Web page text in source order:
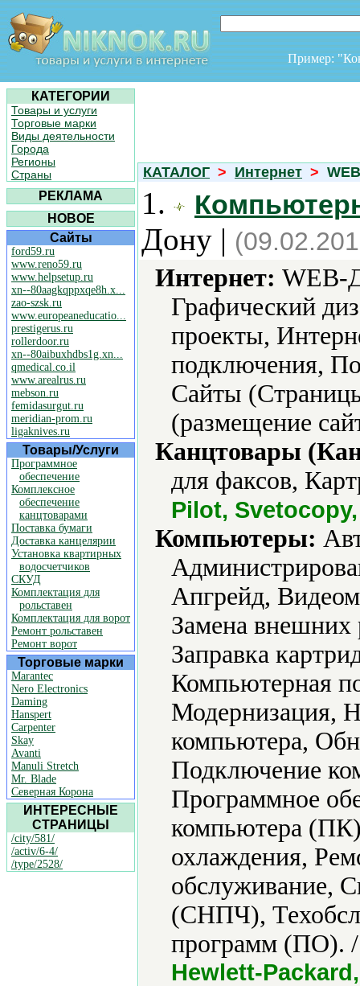
Пример:
КАТЕГОРИИ
Товары и услуги
Торговые марки
Виды деятельности
Города
Регионы
Страны
РЕКЛАМА
НОВОЕ
Сайты
ford59.ru
www.reno59.ru
www.helpsetup.ru
xn--80aagkqppxqe8h.x...
zao-szsk.ru
www.europeaneducatio...
prestigerus.ru
rollerdoor.ru
xn--80aibuxhdbs1g.xn...
qmedical.co.il
www.arealrus.ru
mebson.ru
femidasurgut.ru
meridian-prom.ru
ligaknives.ru
Товары/Услуги
Программное
обеспечение
Комплексное
обеспечение
канцтоварами
Поставка бумаги
Доставка канцелярии
Установка квартирных
водосчетчиков
СКУД
Комплектация для
рольставен
Комплектация для ворот
Ремонт рольставен
Ремонт ворот
Торговые марки
Marantec
Nero Electronics
Daming
Hanspert
Carpenter
Skay
Avanti
Manuli Stretch
Mr. Blade
Северная Корона
ИНТЕРЕСНЫЕ
СТРАНИЦЫ
/city/581/
/activ/6-4/
/type/2528/
КАТАЛОГ > Интернет >
1.
Дону |
Интернет: WEB-
Графический
проекты,
подключения,
Сайты
(размещение
Канцтовары
для факсов,
Pilot,
Компьютеры:
Апгрейд,
Замена внешних
Заправка
Компьютерная
Модернизация,
компьютера,
Подключение
Программное
компьютера
охлаждения,
обслуживание,
(СНПЧ),
программ (ПО).
Hewlett-